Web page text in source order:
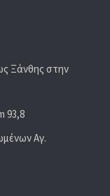
Ξάνθης στην
93,8
Αγ.